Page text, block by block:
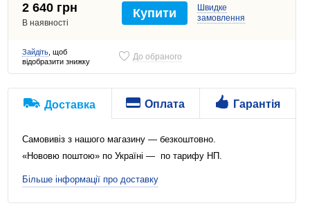
2 640 грн
В наявності
Купити
Швидке
замовлення
Зайдіть, щоб
відобразити знижку
До обраного
Доставка Оплата Гарантія
Самовивіз з нашого магазину — безкоштовно.
«Нововю поштою» по Україні — по тарифу НП.
Більше інформації про доставку